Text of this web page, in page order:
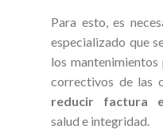
Para esto, es
especializado que
los mantenimientos
correctivos de las
reducir factura
salud e integridad.